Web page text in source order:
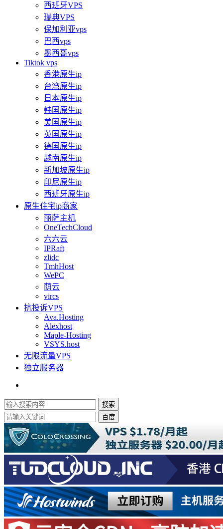
西班牙VPS
瑞典VPS
保加利亚vps
巴西vps
墨西哥vps
Tiktok vps
香港原生ip
台湾原生ip
日本原生ip
韩国原生ip
美国原生ip
英国原生ip
德国原生ip
越南原生ip
新加坡原生ip
印尼原生ip
西班牙原生ip
原生住宅ip商家
丽萨主机
OneTechCloud
六六云
IPRaft
zlidc
TmhHost
WePC
荫云
vircs
抗投诉VPS
Ava.Hosting
Alexhost
Maple-Hosting
VSYS.host
无限流量VPS
独立服务器